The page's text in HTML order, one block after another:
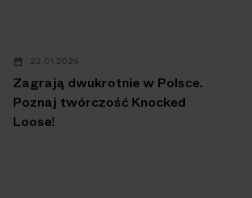
22.01.2026
Zagrają dwukrotnie w Polsce.
Poznaj twórczość Knocked
Loose!